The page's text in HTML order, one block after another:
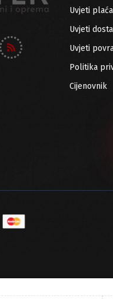
Uvjeti
Uvjeti
Uvjeti
Politika
Cijenovnik